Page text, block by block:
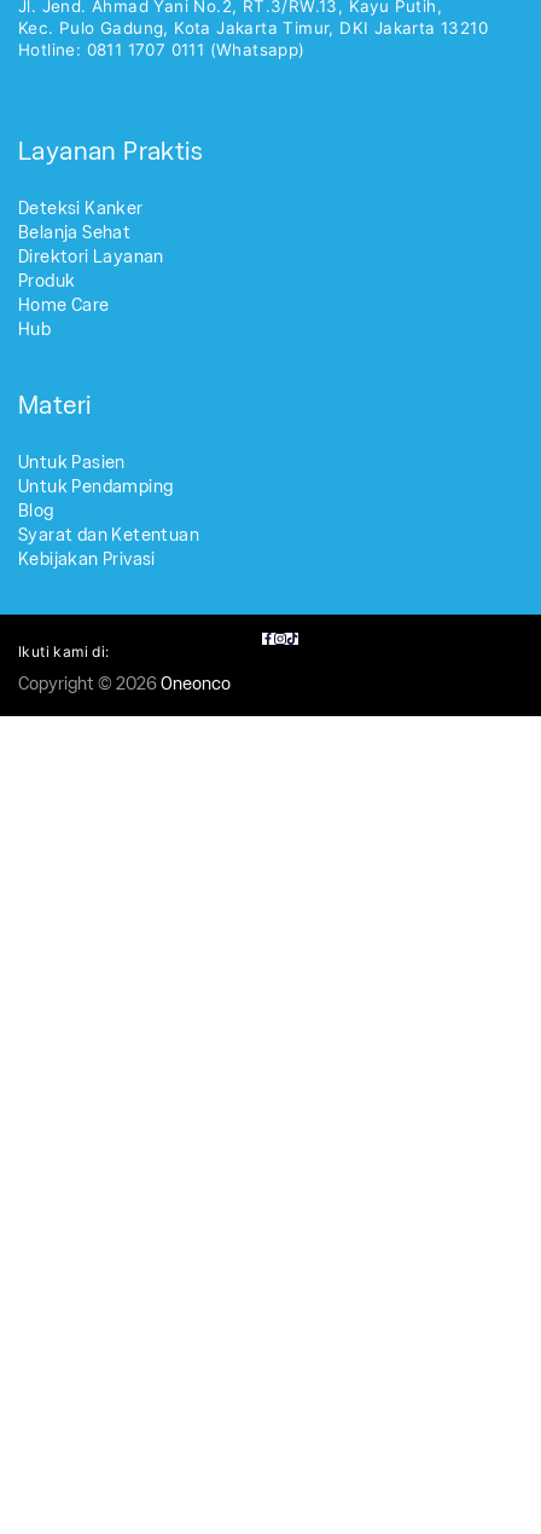
Jl. Jend. Ahmad Yani No.2, RT.3/RW.13, Kayu Putih,
Kec. Pulo Gadung, Kota Jakarta Timur, DKI Jakarta 13210
Hotline: 0811 1707 0111 (Whatsapp)
Layanan Praktis
Deteksi Kanker
Belanja Sehat
Direktori Layanan
Produk
Home Care
Hub
Materi
Untuk Pasien
Untuk Pendamping
Blog
Syarat dan Ketentuan
Kebijakan Privasi
Ikuti kami di:
Copyright © 2026Oneonco